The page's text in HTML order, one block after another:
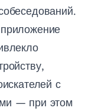
с
— при этом